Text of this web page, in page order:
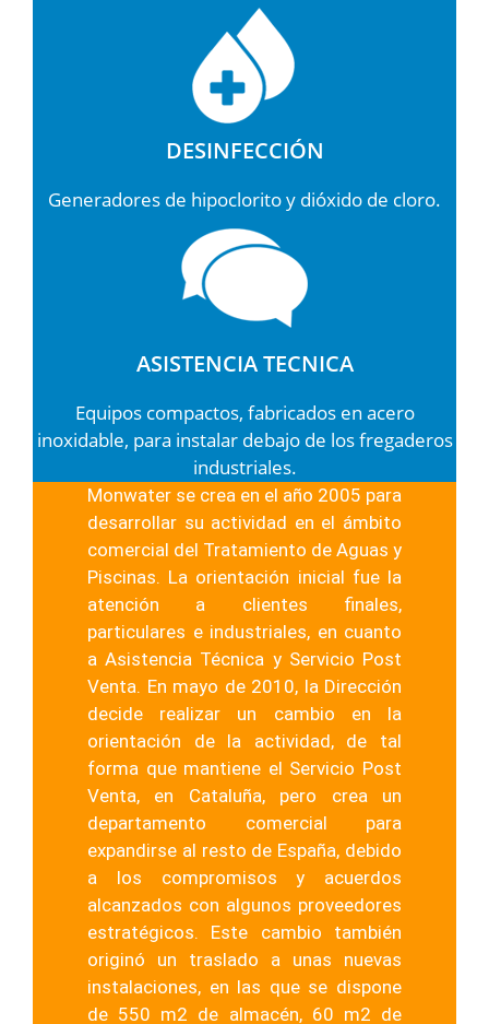
DESINFECCIÓN
Generadores de hipoclorito y dióxido de cloro.
ASISTENCIA TECNICA
Equipos compactos, fabricados en acero
inoxidable, para instalar debajo de los fregaderos
industriales.
Monwater se crea en el año 2005 para
desarrollar su actividad en el ámbito
comercial del Tratamiento de Aguas y
Piscinas. La orientación inicial fue la
atención a clientes finales,
particulares e industriales, en cuanto
a Asistencia Técnica y Servicio Post
Venta. En mayo de 2010, la Dirección
decide realizar un cambio en la
orientación de la actividad, de tal
forma que mantiene el Servicio Post
Venta, en Cataluña, pero crea un
departamento comercial para
expandirse al resto de España, debido
a los compromisos y acuerdos
alcanzados con algunos proveedores
estratégicos. Este cambio también
originó un traslado a unas nuevas
instalaciones, en las que se dispone
de 550 m2 de almacén, 60 m2 de